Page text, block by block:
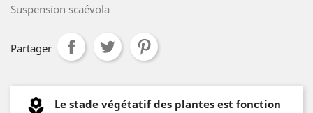
Suspension scaévola
Partager
Le stade végétatif des plantes est fonction